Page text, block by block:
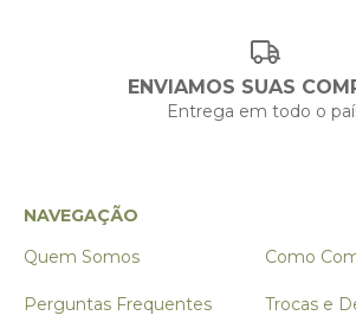
ENVIAMOS SUAS
Entrega em todo o
NAVEGAÇÃO
Quem Somos
Como
Perguntas Frequentes Trocas e